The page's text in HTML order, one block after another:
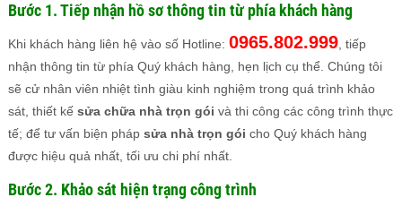
Bước 1. Tiếp nhận hồ sơ thông tin từ phía khách hàng
Khi khách hàng liên hệ vào số Hotline: 0965.802.999, tiếp
nhận thông tin từ phía Quý khách hàng, hẹn lịch cụ thể. Chúng tôi
sẽ cử nhân viên nhiệt tình giàu kinh nghiệm trong quá trình khảo
sát, thiết kế sửa chữa nhà trọn gói và thi công các công trình thực
tế; để tư vấn biện pháp sửa nhà trọn gói cho Quý khách hàng
được hiệu quả nhất, tối ưu chi phí nhất.
Bước 2. Khảo sát hiện trạng công trình